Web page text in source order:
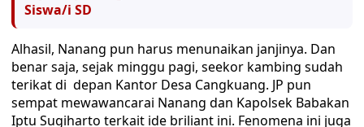
Siswa/i SD
Alhasil, Nanang pun harus menunaikan janjinya. Dan
benar saja, sejak minggu pagi, seekor kambing sudah
terikat di depan Kantor Desa Cangkuang. JP pun
sempat mewawancarai Nanang dan Kapolsek Babakan
Iptu Sugiharto terkait ide briliant ini. Fenomena ini juga